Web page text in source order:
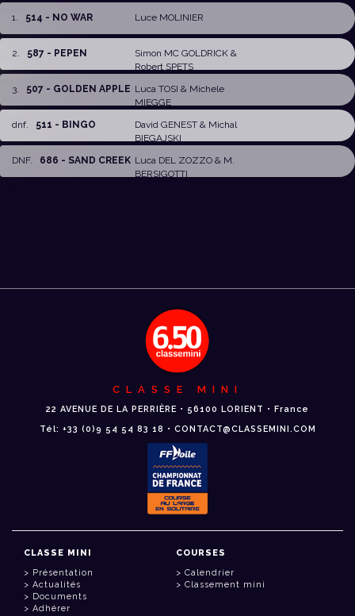
1 514 - NO WAR Luce MOLINIER
2 587 - PEPEN Simon MC GOLDRICK&
Robert SPETS
3
507 - GOLDEN APPLE Luca TOSI & Michele
MIEGGE
dnf
511 - BINGO David GENEST& Michal
BIEGAJSKI
DNF. 686 - SAND CREEK Luca DEL ZOZZO& M.
BERSIGOTTI
CLASSE MINI
22 AVENUE DE LA PERRIÈRE • 56100 LORIENT • France
Tél: +33 (0)9 54 54 83 18 • CONTACT@CLASSEMINI.COM
CLASSE MINI
Présentation
Actualités
Documents
Adhérer
COURSES
Calendrier
Classement mini